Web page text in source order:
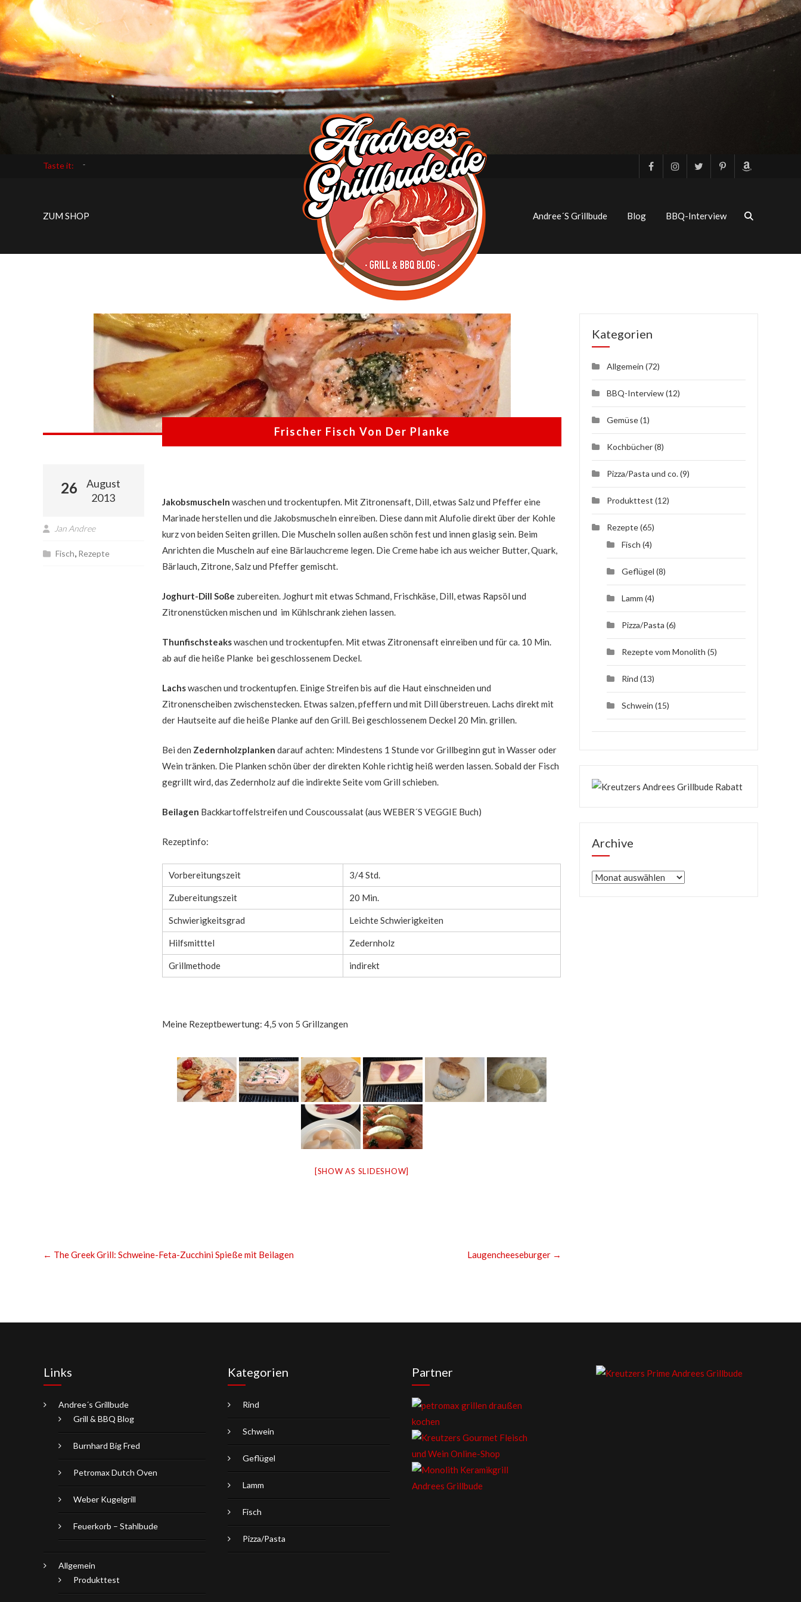
Taste it: Der Frühling ist da –
ZUM SHOP
Andree
´s
Grillbude
–
Grill
BBQ
Rezepte
&
Produkttests
Der
Grill
&
BBQ
Inspirationen
für
mehr
als
nur
Sommer-
Grill-
Andree´s Grillbude Blog BBQ-Interview
Frischer Fisch Von Der Planke
26
August
2013
Jan Andree
Fisch, Rezepte
Jakobsmuschelnwaschen und trockentupfen. Mit Zitronensaft, Dill, etwas Salz und Pfeffer eine
Marinade herstellen und die Jakobsmuscheln einreiben. Diese dann mit Alufolie direkt über der Kohle
kurz von beiden Seiten grillen. Die Muscheln sollen außen schön fest und innen glasig sein. Beim
Anrichten die Muscheln auf eine Bärlauchcreme legen. Die Creme habe ich aus weicher Butter, Quark,
Bärlauch, Zitrone, Salz und Pfeffer gemischt.
Joghurt-Dill Soße zubereiten. Joghurt mit etwas Schmand, Frischkäse, Dill, etwas Rapsöl und
Zitronenstücken mischen und im Kühlschrank ziehen lassen.
Thunfischsteakswaschen und trockentupfen. Mit etwas Zitronensaft einreiben und für ca. 10 Min.
ab auf die heiße Planke bei geschlossenem Deckel.
Lachswaschen und trockentupfen. Einige Streifen bis auf die Haut einschneiden und
Zitronenscheiben zwischenstecken. Etwas salzen, pfeffern und mit Dill überstreuen. Lachs direkt mit
der Hautseite auf die heiße Planke auf den Grill. Bei geschlossenem Deckel 20 Min. grillen.
Bei den Zedernholzplankendarauf achten: Mindestens 1 Stunde vor Grillbeginn gut in Wasser oder
Wein tränken. Die Planken schön über der direkten Kohle richtig heiß werden lassen. Sobald der Fisch
gegrillt wird, das Zedernholz auf die indirekte Seite vom Grill schieben.
Beilagen Backkartoffelstreifen und Couscoussalat (aus WEBER´S VEGGIE Buch)
Rezeptinfo:
Vorbereitungszeit 3/4 Std.
Zubereitungszeit 20 Min.
Schwierigkeitsgrad Leichte Schwierigkeiten
Hilfsmitttel Zedernholz
Grillmethode indirekt
Meine Rezeptbewertung: 4,5 von 5 Grillzangen
[SHOW AS SLIDESHOW]
← The Greek Grill: Schweine-Feta-Zucchini Spieße mit Beilagen Laugencheeseburger →
Kategorien
Allgemein (72)
BBQ-Interview(12)
Gemüse(1)
Kochbücher(8)
Pizza/Pasta und co.(9)
Produkttest (12)
Rezepte(65)
Fisch (4)
Geflügel (8)
Lamm (4)
Pizza/Pasta (6)
Rezepte vom Monolith (5)
Rind (13)
Schwein (15)
Archive
Archive
Links
Andree´s Grillbude
Grill & BBQ Blog
Burnhard Big Fred
Petromax Dutch Oven
Weber Kugelgrill
Feuerkorb – Stahlbude
Allgemein
Produkttest
Kategorien
Rind
Schwein
Geflügel
Lamm
Fisch
Pizza/Pasta
Partner